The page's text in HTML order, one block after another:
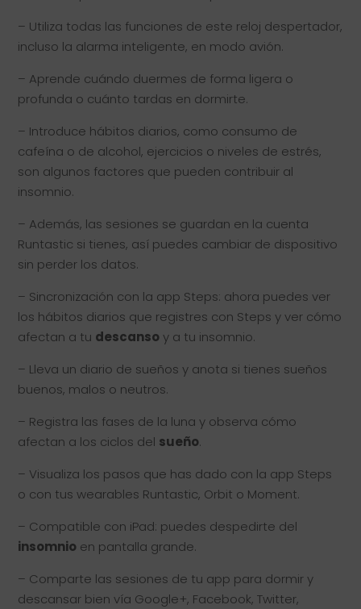
– Utiliza todas las funciones de este reloj despertador,
incluso la alarma inteligente, en modo avión.
– Aprende cuándo duermes de forma ligera o
profunda o cuánto tardas en dormirte.
– Introduce hábitos diarios, como consumo de
cafeína o de alcohol, ejercicios o niveles de estrés,
son algunos factores que pueden contribuir al
insomnio.
– Además, las sesiones se guardan en la cuenta
Runtastic si tienes, así puedes cambiar de dispositivo
sin perder los datos.
– Sincronización con la app Steps: ahora puedes ver
los hábitos diarios que registres con Steps y ver cómo
afectan a tu descansoy a tu insomnio.
– Lleva un diario de sueños y anota si tienes sueños
buenos, malos o neutros.
– Registra las fases de la luna y observa cómo
afectan a los ciclos del sueño.
– Visualiza los pasos que has dado con la app Steps
o con tus wearables Runtastic, Orbit o Moment.
– Compatible con iPad: puedes despedirte del
insomnio en pantalla grande.
– Comparte las sesiones de tu app para dormir y
descansar bien vía Google+, Facebook, Twitter,